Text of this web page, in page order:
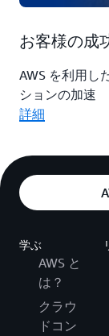
お客様の成
AWS を利用し
ションの加速
詳細
学ぶ
AWS と
は？
クラウ
ドコン